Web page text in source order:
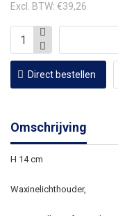
Excl. BTW: €39,26
Direct bestellen
Omschrijving
H 14 cm
Waxinelichthouder,